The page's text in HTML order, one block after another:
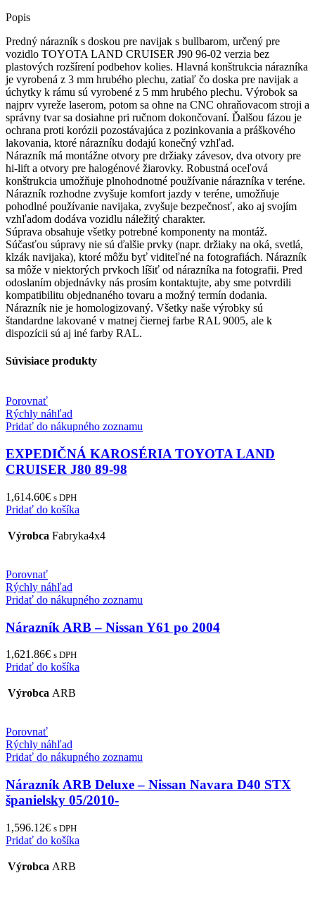
BULLBAROM
BEZ
PLASTOVÝCH
NADSTAVCOV
POD
KOLESÁ
Popis
Predný nárazník s doskou pre navijak s bullbarom, určený pre
vozidlo TOYOTA LAND CRUISER J90 96-02 verzia bez
plastových rozšírení podbehov kolies. Hlavná konštrukcia nárazníka
je vyrobená z 3 mm hrubého plechu, zatiaľ čo doska pre navijak a
úchytky k rámu sú vyrobené z 5 mm hrubého plechu. Výrobok sa
najprv vyreže laserom, potom sa ohne na CNC ohraňovacom stroji a
správny tvar sa dosiahne pri ručnom dokončovaní. Ďalšou fázou je
ochrana proti korózii pozostávajúca z pozinkovania a práškového
lakovania, ktoré nárazníku dodajú konečný vzhľad.
Nárazník má montážne otvory pre držiaky závesov, dva otvory pre
hi-lift a otvory pre halogénové žiarovky. Robustná oceľová
konštrukcia umožňuje plnohodnotné používanie nárazníka v teréne.
Nárazník rozhodne zvyšuje komfort jazdy v teréne, umožňuje
pohodlné používanie navijaka, zvyšuje bezpečnosť, ako aj svojím
vzhľadom dodáva vozidlu náležitý charakter.
Súprava obsahuje všetky potrebné komponenty na montáž.
Súčasťou súpravy nie sú ďalšie prvky (napr. držiaky na oká, svetlá,
klzák navijaka), ktoré môžu byť viditeľné na fotografiách. Nárazník
sa môže v niektorých prvkoch líšiť od nárazníka na fotografii. Pred
odoslaním objednávky nás prosím kontaktujte, aby sme potvrdili
kompatibilitu objednaného tovaru a možný termín dodania.
Nárazník nie je homologizovaný. Všetky naše výrobky sú
štandardne lakované v matnej čiernej farbe RAL 9005, ale k
dispozícii sú aj iné farby RAL.
Súvisiace produkty
Porovnať
Rýchly náhľad
Pridať do nákupného zoznamu
EXPEDIČNÁ KAROSÉRIA TOYOTA LAND
CRUISER J80 89-98
1,614.60€ s DPH
Pridať do košíka
Výrobca Fabryka4x4
Porovnať
Rýchly náhľad
Pridať do nákupného zoznamu
Nárazník ARB – Nissan Y61 po 2004
1,621.86€ s DPH
Pridať do košíka
Výrobca ARB
Porovnať
Rýchly náhľad
Pridať do nákupného zoznamu
Nárazník ARB Deluxe – Nissan Navara D40 STX
španielsky 05/2010-
1,596.12€ s DPH
Pridať do košíka
Výrobca ARB